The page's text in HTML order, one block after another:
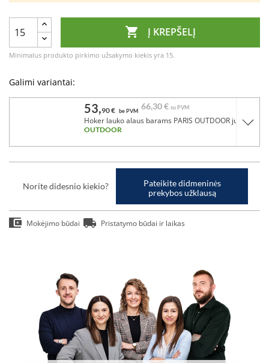
 Į KREPŠELĮ
Minimalus produkto pirkimo užsakymo kiekis yra 15.
Galimi variantai:
53,90 € be PVM 66,30 € su PVM
Hoker lauko alaus barams PARIS OUTDOOR juodas
OUTDOOR
Norite didesnio kiekio?
Pateikite didmeninės
prekybos užklausą
Mokėjimo būdai Pristatymo būdai ir laikas